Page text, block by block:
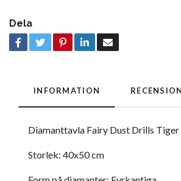
Dela
INFORMATION
Diamanttavla Fairy Dust Drills Tiger
Storlek: 40x50 cm